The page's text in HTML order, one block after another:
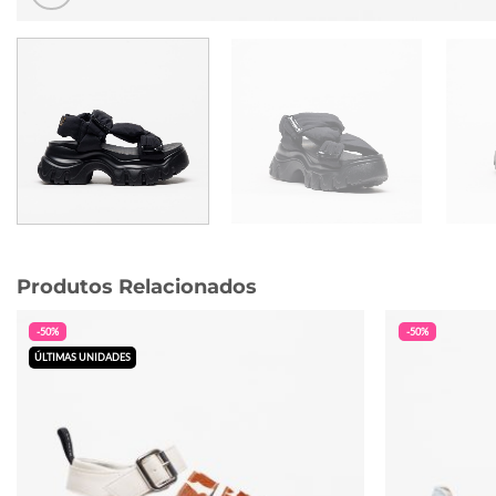
Produtos Relacionados
-50%
ÚLTIMAS UNIDADES
-50%